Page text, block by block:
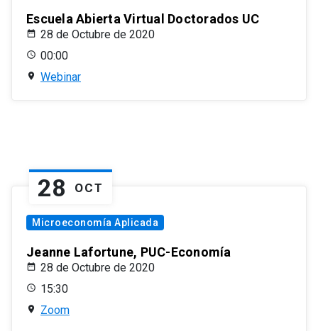
Escuela Abierta Virtual Doctorados UC
28 de Octubre de 2020
00:00
Webinar
28 OCT
Microeconomía Aplicada
Jeanne Lafortune, PUC-Economía
28 de Octubre de 2020
15:30
Zoom